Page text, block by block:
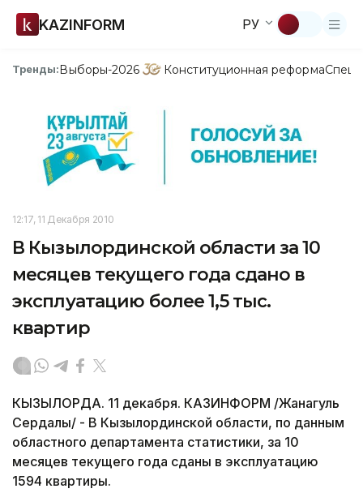
KAZINFORM РУ
Тренды:Выборы-2026 Конституционная реформа
12:17, 11 Декабря 2010
В Кызылординской области за 10
месяцев текущего года сдано в
эксплуатацию более 1,5 тыс.
квартир
КЫЗЫЛОРДА. 11 декабря. КАЗИНФОРМ /Жанагуль
Сердалы/ ­- В Кызылординской области, по данным
областного департамента статистики, за 10
месяцев текущего года сданы в эксплуатацию
1594 квартиры.